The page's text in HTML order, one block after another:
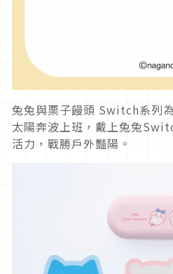
兔兔與栗子饅頭 Switch系列
太陽奔波上班，戴上兔兔
活力，戰勝戶外豔陽。